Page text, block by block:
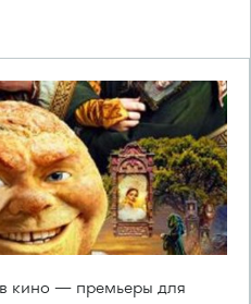
кино — премьеры для